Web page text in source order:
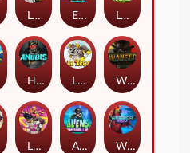
LE ZEUS
LE KING
Epic Ze Zeus
Le Bandit
Wanted Dead or a Wild
Hand of Anubis
Aliens Among Us
Le Prechaun
Warrior Ways